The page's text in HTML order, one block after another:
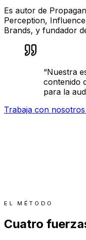
Es autor de
Perception,
Brands, y fundador
“Nuestra
contenido
para la
Trabaja con nosotros
EL MÉTODO
Cuatro